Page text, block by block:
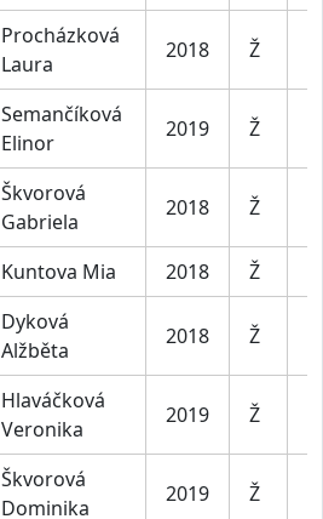
Procházková
Laura
2018 Ž
Semančíková
Elinor
2019 Ž
Škvorová
Gabriela
2018 Ž
Kuntova Mia 2018 Ž
Dyková
Alžběta
2018 Ž
Hlaváčková
Veronika
2019 Ž
Škvorová
Dominika
2019 Ž